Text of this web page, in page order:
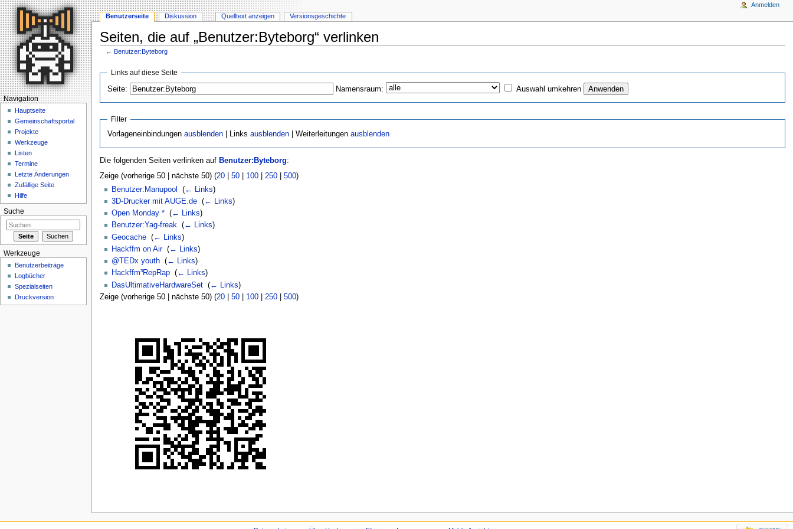
Seiten, die auf „Benutzer:Byteborg“ verlinken
←Benutzer:Byteborg
Links auf diese Seite
Seite: Namensraum: Auswahl umkehren
Filter
Vorlageneinbindungenausblenden | Linksausblenden | Weiterleitungenausblenden
Die folgenden Seiten verlinken auf Benutzer:Byteborg:
Zeige (vorherige 50 | nächste 50) (20| 50| 100| 250| 500)
Benutzer:Manupool
(← Links)
3D-Drucker mit AUGE.de‎ (← Links)
Open Monday *‎ (← Links)
Benutzer:Yag-freak‎ (← Links)
Geocache‎ (← Links)
Hackffm on Air‎ (← Links)
@TEDx youth‎ (← Links)
Hackffm³RepRap‎ (← Links)
DasUltimativeHardwareSet‎ (← Links)
Zeige (vorherige 50 | nächste 50) (20| 50| 100| 250| 500)
Benutzerseite Diskussion Quelltext anzeigen Versionsgeschichte
Anmelden
Navigation
Hauptseite
Gemeinschaftsportal
Projekte
Werkzeuge
Listen
Termine
Letzte Änderungen
Zufällige Seite
Hilfe
Suche
Werkzeuge
Benutzerbeiträge
Logbücher
Spezialseiten
Druckversion